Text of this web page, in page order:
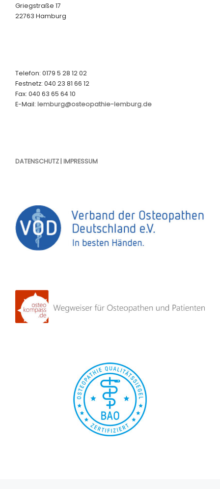
Griegstraße 17
22763 Hamburg
Telefon: 0179 5 28 12 02
Festnetz: 040 23 81 66 12
Fax: 040 63 65 64 10
E-Mail: lemburg@osteopathie-lemburg.de
DATENSCHUTZ| IMPRESSUM